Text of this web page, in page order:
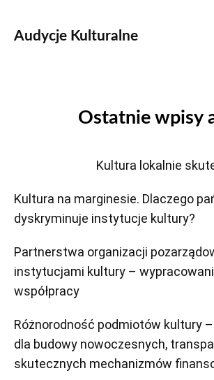
Audycje Kulturalne
Ostatnie wpisy
Kultura lokalnie
Kultura na marginesie. Dlaczego
dyskryminuje instytucje kultury?
Partnerstwa organizacji
instytucjami kultury –
współpracy
Różnorodność podmiotów kultury
dla budowy nowoczesnych,
skutecznych mechanizmów